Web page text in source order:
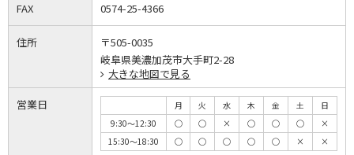
FAX 0574-25-4366
住所
〒505-0035
岐阜県美濃加茂市大手町2-28
大きな地図で見る
営業日 月 火 水 木 金 土
日
9:30～12:30
◯ ◯ × ◯ ◯ ◯
×
15:30～18:30
◯ ◯ ◯ ◯ ◯ × ×